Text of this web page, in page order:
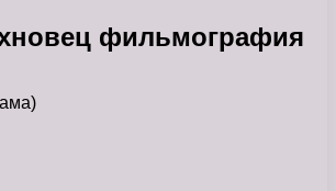
фильмография